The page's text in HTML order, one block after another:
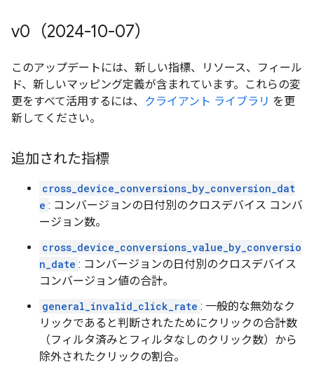
v0（2024-10-07）
このアップデートには、新しい指標、リソース、フィール
ド、新しいマッピング定義が含まれています。これらの変
更をすべて活用するには、 クライアント ライブラリ を更
新してください。
追加された指標
cross_device_conversions_by_conversion_dat
e : コンバージョンの日付別のクロスデバイス コンバ
ージョン数。
cross_device_conversions_value_by_conversio
n_date : コンバージョンの日付別のクロスデバイス
コンバージョン値の合計。
general_invalid_click_rate : 一般的な無効なク
リックであると判断されたためにクリックの合計数
（フィルタ済みとフィルタなしのクリック数）から
除外されたクリックの割合。